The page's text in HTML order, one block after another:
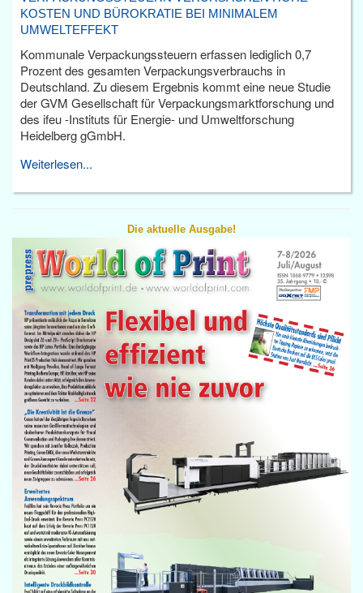
KOSTEN UND BÜROKRATIE BEI MINIMALEM
UMWELTEFFEKT
Kommunale Verpackungssteuern erfassen lediglich 0,7
Prozent des gesamten Verpackungsverbrauchs in
Deutschland. Zu diesem Ergebnis kommt eine neue Studie
der GVM Gesellschaft für Verpackungsmarktforschung und
des ifeu -Instituts für Energie- und Umweltforschung
Heidelberg gGmbH.
Weiterlesen...
Die aktuelle Ausgabe!